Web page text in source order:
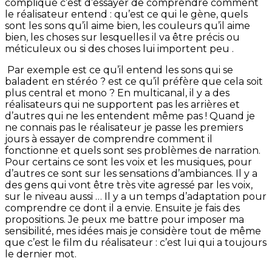
compliqué c’est d’essayer de comprendre comment
le réalisateur entend : qu’est ce qui le gène, quels
sont les sons qu’il aime bien, les couleurs qu’il aime
bien, les choses sur lesquelles il va être précis ou
méticuleux ou si des choses lui importent peu .
Par exemple est ce qu’il entend les sons qui se
baladent en stéréo ? est ce qu’il préfère que cela soit
plus central et mono ? En multicanal, il y a des
réalisateurs qui ne supportent pas les arrières et
d’autres qui ne les entendent même pas ! Quand je
ne connais pas le réalisateur je passe les premiers
jours à essayer de comprendre comment il
fonctionne et quels sont ses problèmes de narration.
Pour certains ce sont les voix et les musiques, pour
d’autres ce sont sur les sensations d’ambiances. Il y a
des gens qui vont être très vite agressé par les voix,
sur le niveau aussi … Il y a un temps d’adaptation pour
comprendre ce dont il a envie. Ensuite je fais des
propositions. Je peux me battre pour imposer ma
sensibilité, mes idées mais je considère tout de même
que c’est le film du réalisateur : c’est lui qui a toujours
le dernier mot.